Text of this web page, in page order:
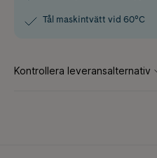
Tål maskintvätt vid 60°C